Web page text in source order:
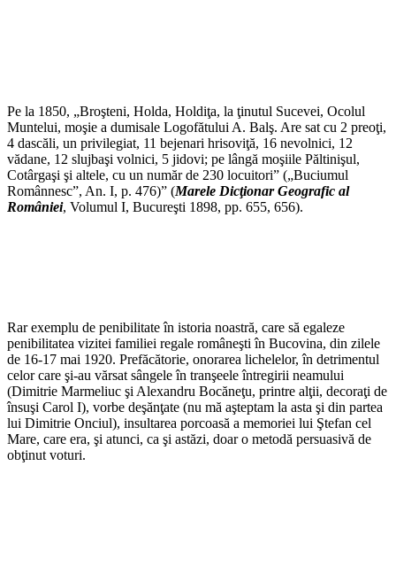
Pe la 1850, „Broşteni, Holda, Holdiţa, la ţinutul Sucevei, Ocolul
Muntelui, moşie a dumisale Logofătului A. Balş. Are sat cu 2 preoţi,
4 dascăli, un privilegiat, 11 bejenari hrisoviţă, 16 nevolnici, 12
vădane, 12 slujbaşi volnici, 5 jidovi; pe lângă moşiile Păltinişul,
Cotârgaşi şi altele, cu un număr de 230 locuitori” („Buciumul
Românnesc”, An. I, p. 476)” (Marele Dicţionar Geografic al
României, Volumul I, Bucureşti 1898, pp. 655, 656).
Rar exemplu de penibilitate în istoria noastră, care să egaleze
penibilitatea vizitei familiei regale româneşti în Bucovina, din zilele
de 16-17 mai 1920. Prefăcătorie, onorarea lichelelor, în detrimentul
celor care şi-au vărsat sângele în tranşeele întregirii neamului
(Dimitrie Marmeliuc şi Alexandru Bocăneţu, printre alţii, decoraţi de
însuşi Carol I), vorbe deşănţate (nu mă aşteptam la asta şi din partea
lui Dimitrie Onciul), insultarea porcoasă a memoriei lui Ştefan cel
Mare, care era, şi atunci, ca şi astăzi, doar o metodă persuasivă de
obţinut voturi.